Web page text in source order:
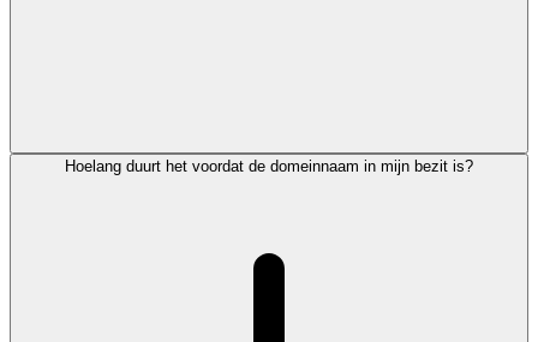
Hoelang duurt het voordat de domeinnaam in mijn bezit is?